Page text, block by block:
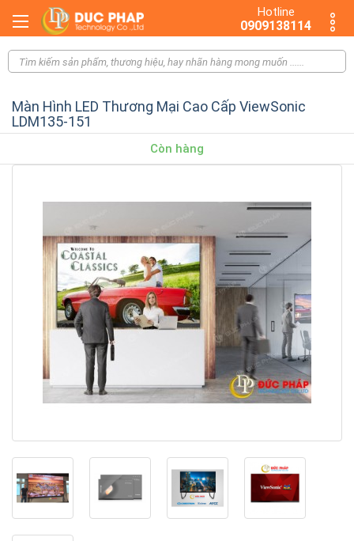
Hotline
0909138114
Màn Hình LED Thương Mại Cao Cấp ViewSonic
LDM135-151
Còn hàng